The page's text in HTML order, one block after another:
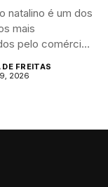
natalino é um dos
mais
pelo comércio
DE FREITAS
2026